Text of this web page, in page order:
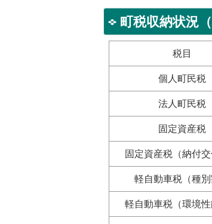
町税収納状況
税目
個人町民税
法人町民税
固定資産税
固定資産税（納付交
軽自動車税（種別
軽自動車税（環境性